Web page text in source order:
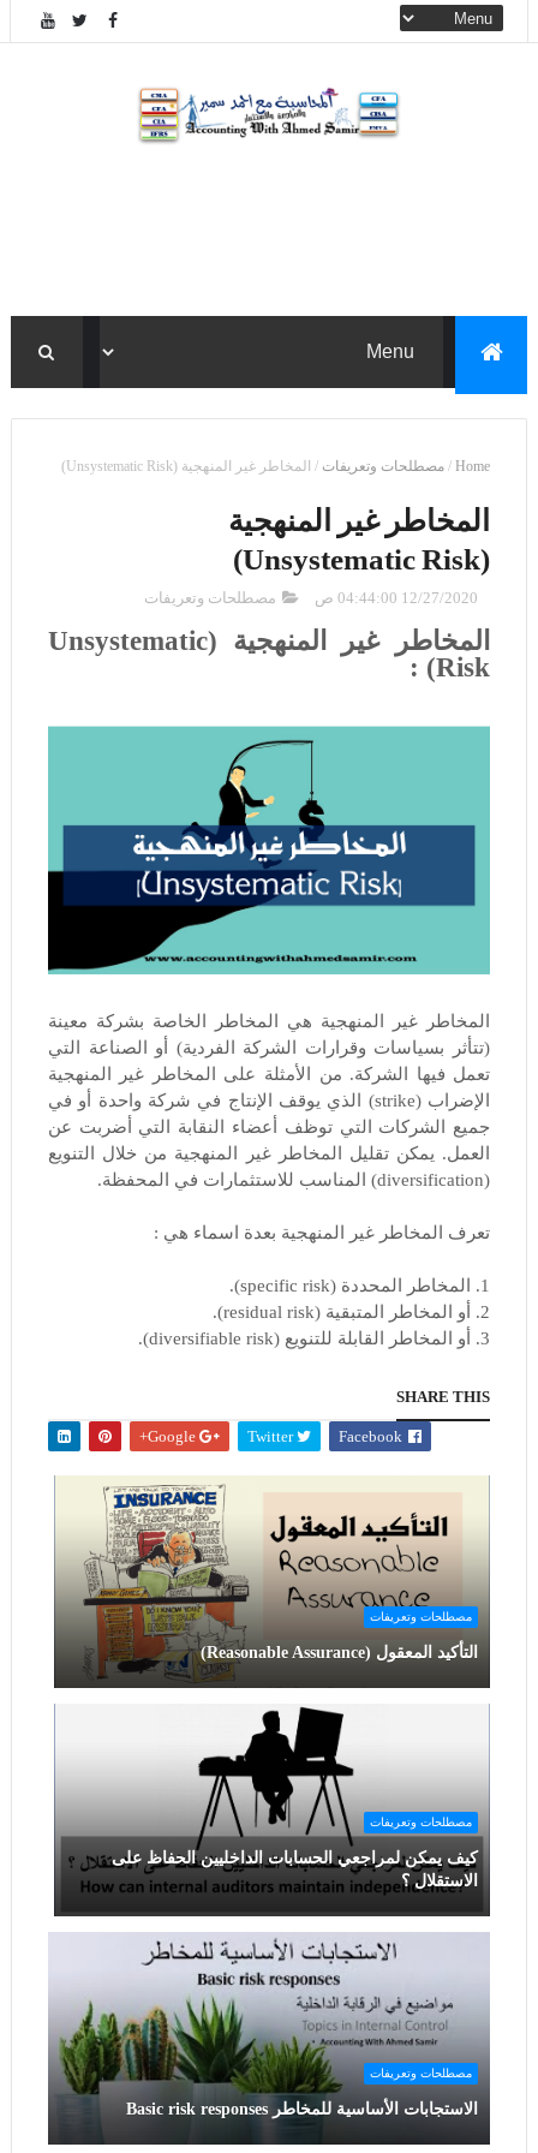
Home
/ مصطلحات وتعريفات / المخاطر غير المنهجية (Unsystematic Risk)
المخاطر غير المنهجية
(Unsystematic Risk)
12/27/2020 04:44:00 ص مصطلحات وتعريفات
المخاطر غير المنهجية (Unsystematic
Risk) :
المخاطر غير المنهجية هي المخاطر الخاصة بشركة معينة
(تتأثر بسياسات وقرارات الشركة الفردية) أو الصناعة التي
تعمل فيها الشركة. من الأمثلة على المخاطر غير المنهجية
الإضراب (strike) الذي يوقف الإنتاج في شركة واحدة أو في
جميع الشركات التي توظف أعضاء النقابة التي أضربت عن
العمل. يمكن تقليل المخاطر غير المنهجية من خلال التنويع
(diversification) المناسب للاستثمارات في المحفظة.
تعرف المخاطر غير المنهجية بعدة اسماء هي :
1. المخاطر المحددة (specific risk).
2. أو المخاطر المتبقية (residual risk).
3. أو المخاطر القابلة للتنويع (diversifiable risk).
SHARE THIS
Twitter
Google+
مصطلحات وتعريفات
التأكيد المعقول (Reasonable Assurance)
مصطلحات وتعريفات
كيف يمكن لمراجعي الحسابات الداخليين الحفاظ على
الاستقلال ؟
مصطلحات وتعريفات
الاستجابات الأساسية للمخاطر Basic risk responses